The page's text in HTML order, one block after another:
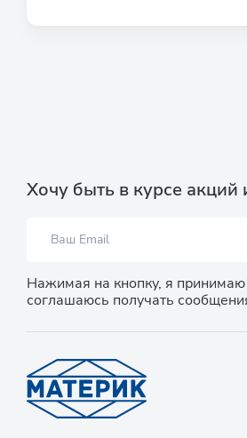
Хочу быть в курсе акций
Нажимая на кнопку, я принимаю
соглашаюсь получать